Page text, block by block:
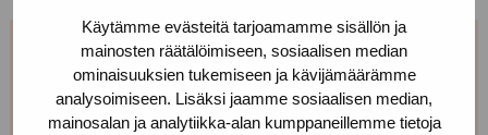
Käytämme evästeitä tarjoamamme sisällön ja
mainosten räätälöimiseen, sosiaalisen median
ominaisuuksien tukemiseen ja kävijämäärämme
analysoimiseen. Lisäksi jaamme sosiaalisen median,
mainosalan ja analytiikka-alan kumppaneillemme tietoja
Jos et pääse paikalle, mutta haluaisit
tavata, niin ota yhteyttä!